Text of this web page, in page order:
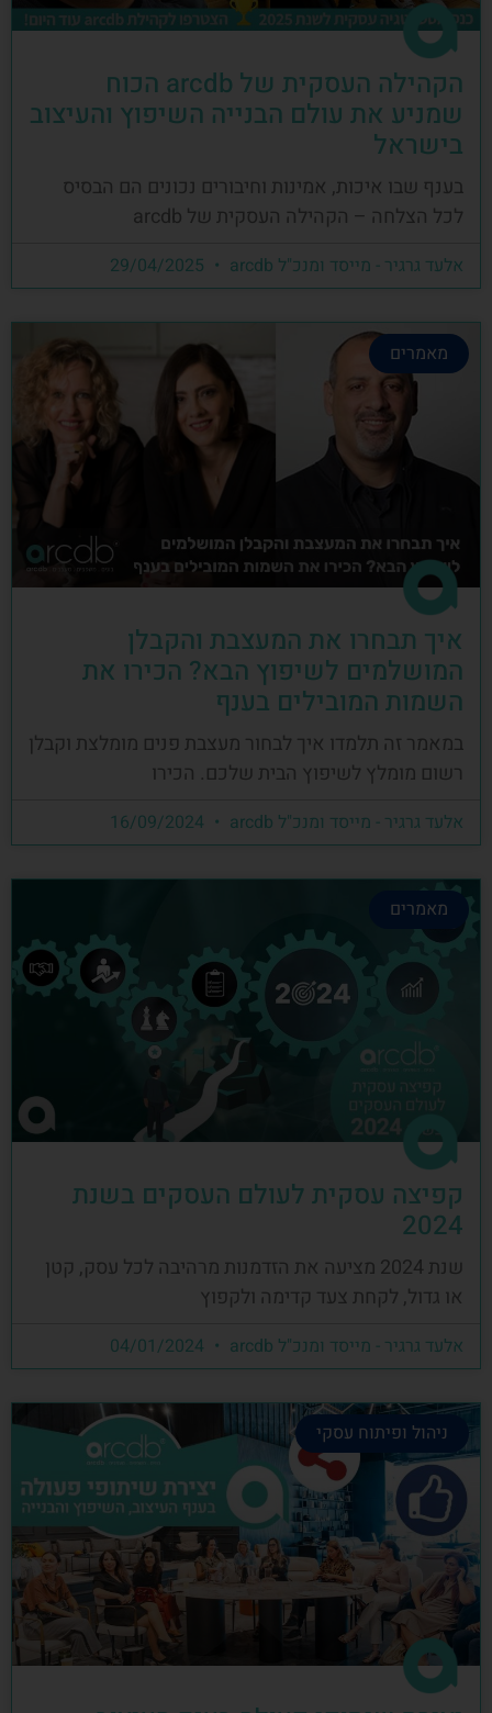
הקהילה העסקית של arcdb הכוח
שמניע את עולם הבנייה השיפוץ והעיצוב
בישראל
בענף שבו איכות, אמינות וחיבורים נכונים הם הבסיס
לכל הצלחה – הקהילה העסקית של arcdb
אלעד גרגיר - מייסד ומנכ"ל arcdb
מאמרים
איך תבחרו את המעצבת והקבלן
המושלמים לשיפוץ הבא? הכירו את
השמות המובילים בענף
במאמר זה תלמדו איך לבחור מעצבת פנים מומלצת וקבלן
רשום מומלץ לשיפוץ הבית שלכם. הכירו
אלעד גרגיר - מייסד ומנכ"ל arcdb
מאמרים
קפיצה עסקית לעולם העסקים בשנת
2024
שנת 2024 מציעה את הזדמנות מרהיבה לכל עסק, קטן
או גדול, לקחת צעד קדימה ולקפוץ
אלעד גרגיר - מייסד ומנכ"ל arcdb
ניהול ופיתוח עסקי